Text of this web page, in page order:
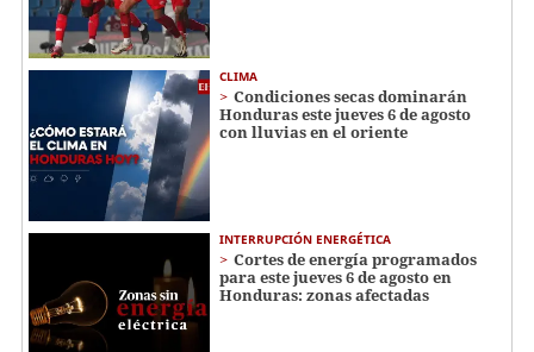
CLIMA
Condiciones secas dominarán
Honduras este jueves 6 de agosto
con lluvias en el oriente
INTERRUPCIÓN ENERGÉTICA
Cortes de energía programados
para este jueves 6 de agosto en
Honduras: zonas afectadas